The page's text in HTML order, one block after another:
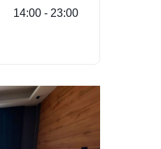
14:00 - 23:00